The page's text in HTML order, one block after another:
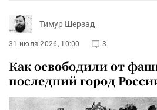
Тимур Шерзад
31 июля 2026, 10:00 3
Как освободили от
последний город